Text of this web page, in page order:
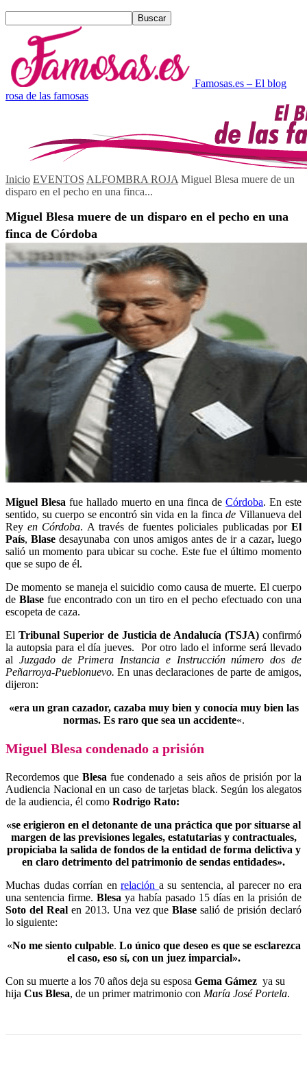
Famosas.es – El blog
rosa de las famosas
Inicio EVENTOS ALFOMBRA ROJA Miguel Blesa muere de un
disparo en el pecho en una finca...
Miguel Blesa muere de un disparo en el pecho en una
finca de Córdoba
Miguel Blesa fue hallado muerto en una finca deCórdoba. En este
sentido, su cuerpo se encontró sin vida en la finca de Villanueva del
Rey en Córdoba. A través de fuentes policiales publicadas porEl
País,Blase desayunaba con unos amigos antes de ir a cazar,luego
salió un momento para ubicar su coche. Este fue el último momento
que se supo de él.
De momento se maneja el suicidio como causa de muerte. El cuerpo
de Blase fue encontrado con un tiro en el pecho efectuado con una
escopeta de caza.
El Tribunal Superior de Justicia de Andalucía (TSJA) confirmó
la autopsia para el día jueves. Por otro lado el informe será llevado
al Juzgado de Primera Instancia e Instrucción número dos de
Peñarroya-Pueblonuevo. En unas declaraciones de parte de amigos,
dijeron:
«era un gran cazador, cazaba muy bien y conocía muy bien las
normas. Es raro que sea un accidente«.
Miguel Blesa condenado a prisión
Recordemos queBlesa fue condenado a seis años de prisión por la
Audiencia Nacional en un caso de tarjetas black. Según los alegatos
de la audiencia, él como Rodrigo Rato:
«se erigieron en el detonante de una práctica que por situarse al
margen de las previsiones legales, estatutarias y contractuales,
propiciaba la salida de fondos de la entidad de forma delictiva y
en claro detrimento del patrimonio de sendas entidades».
Muchas dudas corrían enrelación a su sentencia, al parecer no era
una sentencia firme. Blesa ya había pasado 15 días en la prisión de
Soto del Realen 2013. Una vez queBlase salió de prisión declaró
lo siguiente:
«No me siento culpable. Lo único que deseo es que se esclarezca
el caso, eso sí, con un juez imparcial».
Con su muerte a los 70 años deja su esposa Gema Gámez ya su
hija Cus Blesa, de un primer matrimonio con María José Portela.